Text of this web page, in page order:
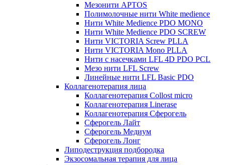
Мезонити APTOS
Полимолочные нити White medience
Нити White Medience PDO MONO
Нити White Medience PDO SCREW
Нити VICTORIA Screw PLLA
Нити VICTORIA Mono PLLA
Нити с насечками LFL 4D PDO PCL
Мезо нити LFL Screw
Линейные нити LFL Basic PDO
Коллагенотерапия лица
Коллагенотерапия Collost micro
Коллагенотерапия Linerase
Коллагенотерапия Сферогель
Сферогель Лайт
Сферогель Медиум
Сферогель Лонг
Липодеструкция подбородка
Экзосомальная терапия для лица